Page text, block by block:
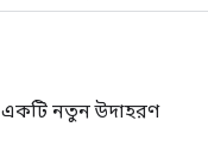
একটি নতুন উদাহরণ